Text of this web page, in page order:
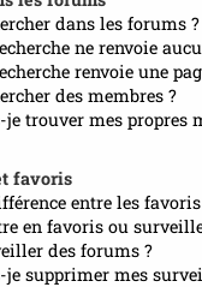
dans les forums ?
ne renvoie
renvoie une
des membres ?
trouver mes propres
favoris
entre les
en favoris ou
des forums ?
supprimer mes